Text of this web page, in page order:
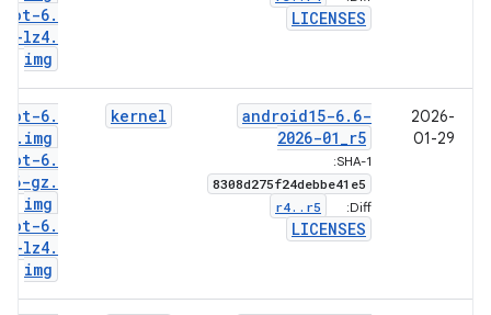
LICENSES
6.
6-lz4.
img
2026-
01-29
android15-6. 6-
2026-01_r5
SHA-1:
8308d275f24debbe41e5
Diff:
r4. . r5
LICENSES
kernel
6.
. img
6.
6-gz .
img
6.
6-lz4.
img